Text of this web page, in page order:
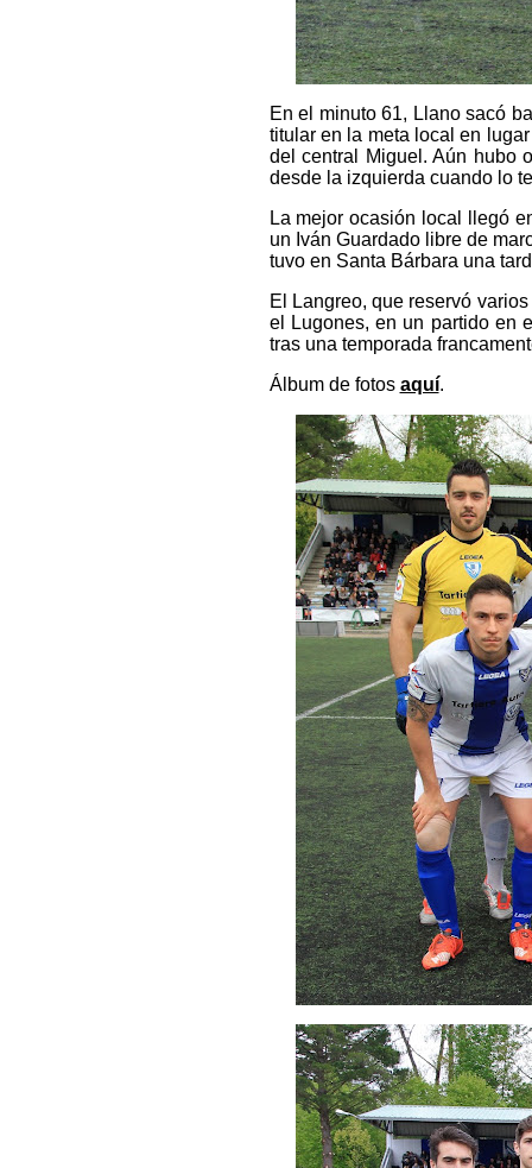
En el minuto 61, Llano sacó
titular en la meta local en
del central Miguel. Aún hubo
desde la izquierda cuando lo
La mejor ocasión local llegó
un Iván Guardado libre de
tuvo en Santa Bárbara una
El Langreo, que reservó
el Lugones, en un partido en
tras una temporada
Álbum de fotos aquí.